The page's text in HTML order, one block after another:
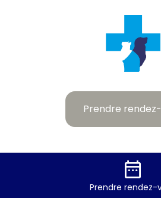
date_range
Prendre rendez-
Prendre